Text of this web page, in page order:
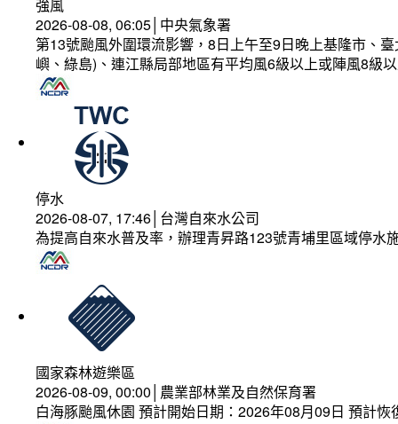
強風
2026-08-08, 06:05│中央氣象署
第13號颱風外圍環流影響，8日上午至9日晚上基隆市、
嶼、綠島)、連江縣局部地區有平均風6級以上或陣風8級
停水
2026-08-07, 17:46│台灣自來水公司
為提高自來水普及率，辦理青昇路123號青埔里區域停水
國家森林遊樂區
2026-08-09, 00:00│農業部林業及自然保育署
白海豚颱風休園 預計開始日期：2026年08月09日 預計